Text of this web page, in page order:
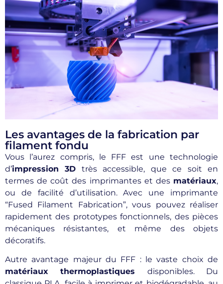
Les avantages de la fabrication par
filament fondu
Vous l’aurez compris, le FFF est une technologie
d’impression 3D très accessible, que ce soit en
termes de coût des imprimantes et des matériaux,
ou de facilité d’utilisation. Avec une imprimante
“Fused Filament Fabrication”, vous pouvez réaliser
rapidement des prototypes fonctionnels, des pièces
mécaniques résistantes, et même des objets
décoratifs.
Autre avantage majeur du FFF : le vaste choix de
matériaux thermoplastiques disponibles. Du